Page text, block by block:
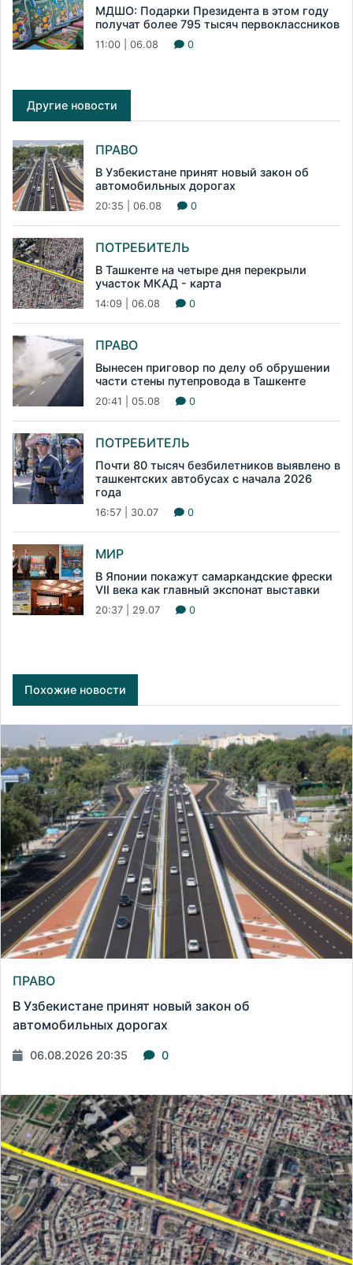
МДШО: Подарки Президента в этом году
получат более 795 тысяч первоклассников
11:00 | 06.08 0
Другие новости
ПРАВО
В Узбекистане принят новый закон об
автомобильных дорогах
20:35 | 06.08 0
ПОТРЕБИТЕЛЬ
В Ташкенте на четыре дня перекрыли
участок МКАД - карта
14:09 | 06.08 0
ПРАВО
Вынесен приговор по делу об обрушении
части стены путепровода в Ташкенте
20:41 | 05.08 0
ПОТРЕБИТЕЛЬ
Почти 80 тысяч безбилетников выявлено в
ташкентских автобусах с начала 2026
года
16:57 | 30.07 0
МИР
В Японии покажут самаркандские фрески
VII века как главный экспонат выставки
20:37 | 29.07 0
Похожие новости
ПРАВО
В Узбекистане принят новый закон об
автомобильных дорогах
06.08.2026 20:35 0